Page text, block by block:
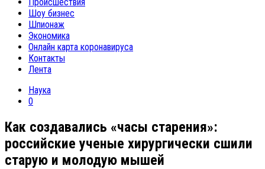
Шоу бизнес
Шпионаж
Экономика
Онлайн карта коронавируса
Контакты
Лента
Наука
0
Как создавались «часы старения»:
российские ученые хирургически сшили
старую и молодую мышей